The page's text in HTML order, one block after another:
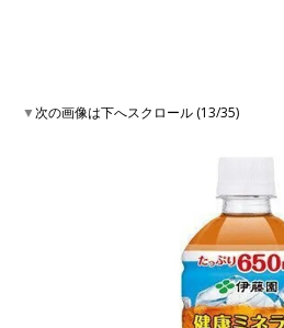
▼次の画像は下へスクロール (13/35)